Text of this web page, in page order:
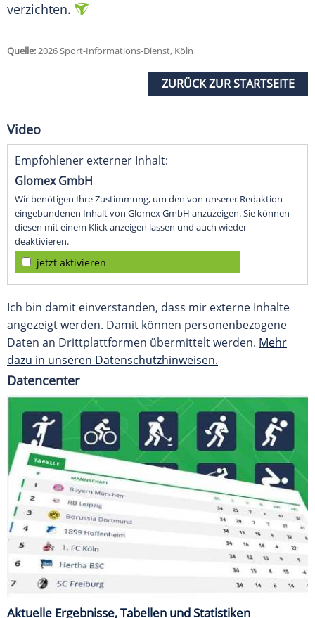
verzichten.
Quelle:2026 Sport-Informations-Dienst, Köln
ZURÜCK ZUR STARTSEITE
Video
Empfohlener externer Inhalt:
Glomex GmbH
Wir benötigen Ihre Zustimmung, um den von unserer Redaktion
eingebundenen Inhalt von Glomex GmbH anzuzeigen. Sie können
diesen mit einem Klick anzeigen lassen und auch wieder
deaktivieren.
jetzt aktivieren
Ich bin damit einverstanden, dass mir externe Inhalte
angezeigt werden. Damit können personenbezogene
Daten an Drittplattformen übermittelt werden. Mehr
dazu in unseren Datenschutzhinweisen.
Datencenter
Aktuelle Ergebnisse, Tabellen und Statistiken